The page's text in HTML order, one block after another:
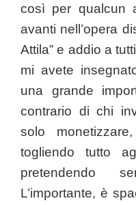
così per qualcun
avanti nell’opera
Attila” e addio a
mi avete
una grande
contrario di chi
solo
togliendo tutto
pretendendo
L’importante, è